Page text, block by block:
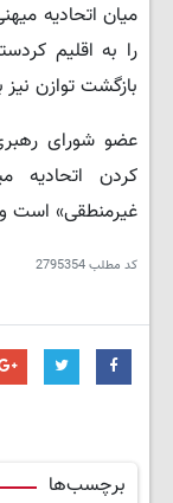
میان اتحادیه
را به اقلیم
بازگشت توازن
عضو شورای
کردن اتحادیه
غیرمنطقی» است
کد مطلب2795354
برچسب‌ها